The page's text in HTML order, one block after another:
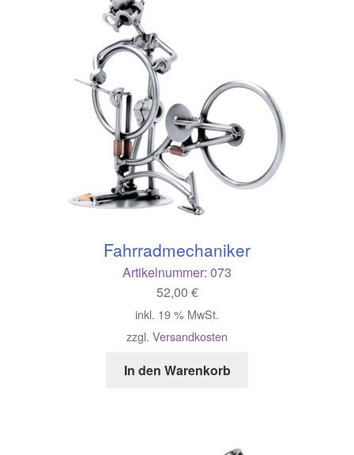
Fahrradmechaniker
Artikelnummer: 073
52,00 €
inkl. 19 % MwSt.
zzgl. Versandkosten
In den Warenkorb